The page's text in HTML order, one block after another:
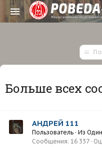
Больше всех
АНДРЕЙ 111
Пользователь · Из
Сообщения 16 337